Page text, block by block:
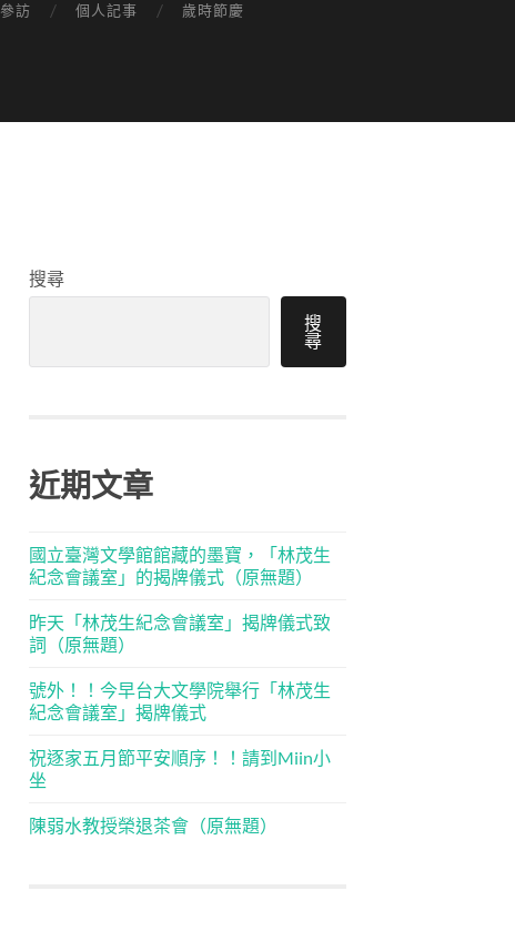
參訪 個人記事 歲時節慶
搜尋
搜
尋
近期文章
國立臺灣文學館館藏的墨寶，「林茂生
紀念會議室」的揭牌儀式（原無題）
昨天「林茂生紀念會議室」揭牌儀式致
詞（原無題）
號外！！今早台大文學院舉行「林茂生
紀念會議室」揭牌儀式
祝逐家五月節平安順序！！請到Miin小
坐
陳弱水教授榮退茶會（原無題）